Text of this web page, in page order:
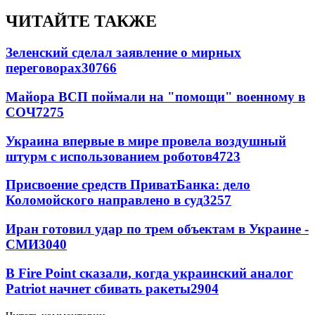
ЧИТАЙТЕ ТАКЖЕ
Зеленский сделал заявление о мирных
переговорах30766
Майора ВСП поймали на "помощи" военному в
СОЧ7275
Украина впервые в мире провела воздушный
штурм с использованием роботов4723
Присвоение средств ПриватБанка: дело
Коломойского направлено в суд3257
Иран готовил удар по трем объектам в Украине -
СМИ3040
В Fire Point сказали, когда украинский аналог
Patriot начнет сбивать ракеты2904